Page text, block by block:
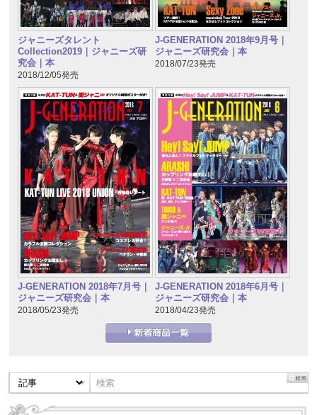
ジャニーズタレント
Collection2019｜ジャニーズ研
究会｜本
2018/12/05発売
J-GENERATION 2018年9月号｜
ジャニーズ研究会｜本
2018/07/23発売
J-GENERATION 2018年7月号｜
ジャニーズ研究会｜本
2018/05/23発売
J-GENERATION 2018年6月号｜
ジャニーズ研究会｜本
2018/04/23発売